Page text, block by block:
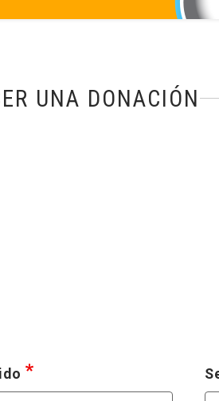
UNA DONACIÓN
SIGUIENTES
requerido
, seleccione al menos una